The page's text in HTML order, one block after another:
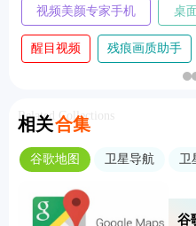
视频美颜专家手机
版
桌
醒目视频
残痕画质助手
相关合集
Related Collections
谷歌地图 卫星导航 卫
谷